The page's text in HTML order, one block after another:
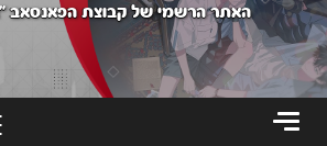
האתר הרשמי של קבוצת הפאנסאב